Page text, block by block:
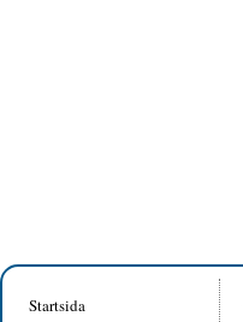
Startsida